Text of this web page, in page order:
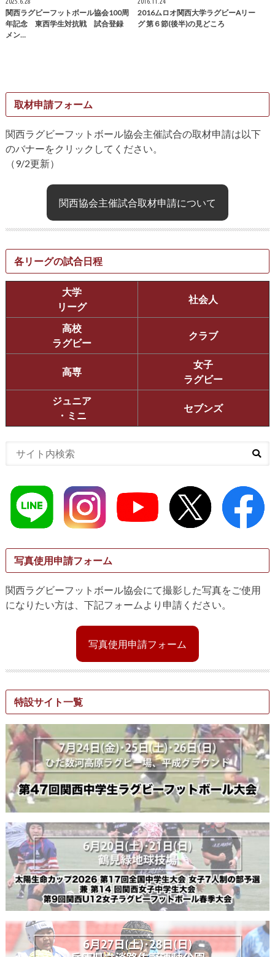
関西ラグビーフットボール協会100周
年記念 東西学生対抗戦 試合登録
メン…
2016ムロオ関西大学ラグビーAリー
グ 第６節(後半)の見どころ
取材申請フォーム
関西ラグビーフットボール協会主催試合の取材申請は以下
のバナーをクリックしてください。
（9/2更新）
関西協会主催試合取材申請について
各リーグの試合日程
大学
リーグ
社会人
高校
ラグビー
クラブ
高専
女子
ラグビー
ジュニア
・ミニ
セブンズ
写真使用申請フォーム
関西ラグビーフットボール協会にて撮影した写真をご使用
になりたい方は、下記フォームより申請ください。
写真使用申請フォーム
特設サイト一覧